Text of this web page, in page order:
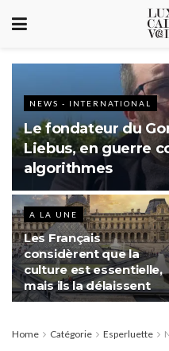
NEWS - INTERNATIONAL
Le fondateur du
Liebus, en guerre
algorithmes
A LA UNE
Les Français
considèrent que la
culture est essentielle,
mais ils la délaissent
Home Catégorie Esperluette